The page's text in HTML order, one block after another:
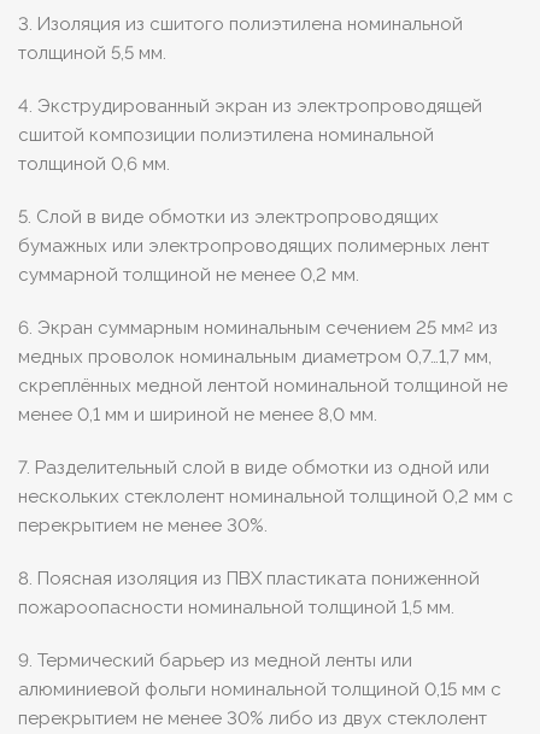
3. Изоляция из сшитого полиэтилена номинальной
толщиной 5,5 мм.
4. Экструдированный экран из электропроводящей
сшитой композиции полиэтилена номинальной
толщиной 0,6 мм.
5. Слой в виде обмотки из электропроводящих
бумажных или электропроводящих полимерных лент
суммарной толщиной не менее 0,2 мм.
6. Экран суммарным номинальным сечением 25 мм2 из
медных проволок номинальным диаметром 0,7…1,7 мм,
скреплённых медной лентой номинальной толщиной не
менее 0,1 мм и шириной не менее 8,0 мм.
7. Разделительный слой в виде обмотки из одной или
нескольких стеклолент номинальной толщиной 0,2 мм с
перекрытием не менее 30%.
8. Поясная изоляция из ПВХ пластиката пониженной
пожароопасности номинальной толщиной 1,5 мм.
9. Термический барьер из медной ленты или
алюминиевой фольги номинальной толщиной 0,15 мм с
перекрытием не менее 30% либо из двух стеклолент